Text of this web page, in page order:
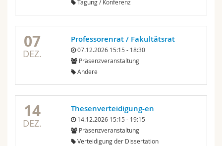
Tagung / Konferenz
07
DEZ.
Professorenrat / Fakultätsrat
07.12.2026 15:15 - 18:30
Präsenzveranstaltung
Andere
14
DEZ.
Thesenverteidigung-en
14.12.2026 15:15 - 19:15
Präsenzveranstaltung
Verteidigung der Dissertation